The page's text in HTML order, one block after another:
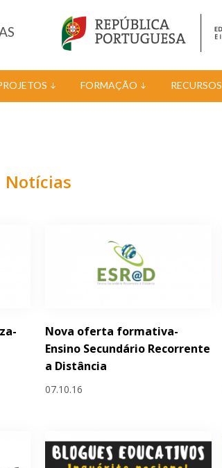
FORMAÇÃO RECURSOS
Notícias
Nova oferta formativa-
Ensino Secundário Recorrente
a Distância
07.10.16